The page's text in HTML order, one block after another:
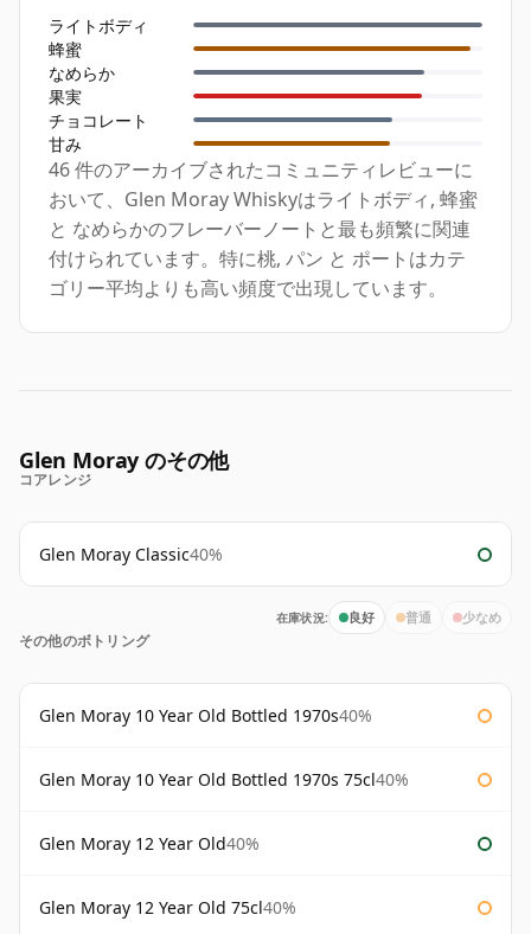
ライトボディ
蜂蜜
なめらか
果実
チョコレート
甘み
46 件のアーカイブされたコミュニティレビューに
おいて、Glen Moray Whiskyはライトボディ, 蜂蜜
と なめらかのフレーバーノートと最も頻繁に関連
付けられています。特に桃, パン と ポートはカテ
ゴリー平均よりも高い頻度で出現しています。
Glen Moray のその他
コアレンジ
Glen Moray Classic40%
在庫状況: 良好 普通 少なめ
その他のボトリング
Glen Moray 10 Year Old Bottled 1970s40%
Glen Moray 10 Year Old Bottled 1970s 75cl40%
Glen Moray 12 Year Old40%
Glen Moray 12 Year Old 75cl40%